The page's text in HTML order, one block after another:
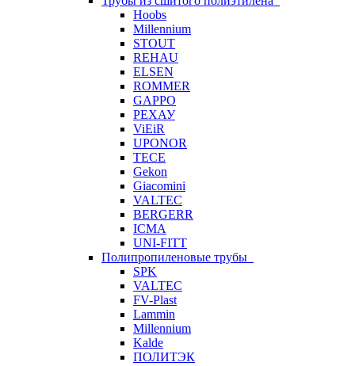
Hoobs
Millennium
STOUT
REHAU
ELSEN
ROMMER
GAPPO
РЕХАУ
ViEiR
UPONOR
TECE
Gekon
Giacomini
VALTEC
BERGERR
ICMA
UNI-FITT
Полипропиленовые трубы
SPK
VALTEC
FV-Plast
Lammin
Millennium
Kalde
ПОЛИТЭК